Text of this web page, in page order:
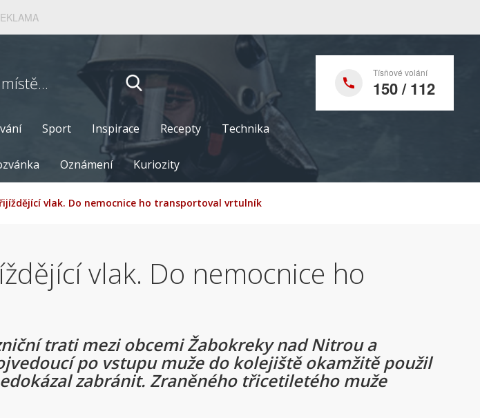
Tísňové volání
150 / 112
Sport Inspirace Recepty Technika
Oznámení Kuriozity
vlak. Do nemocnice ho transportoval vrtulník
vlak. Do nemocnice ho
trati mezi obcemi Žabokreky nad Nitrou a
po vstupu muže do kolejiště okamžitě použil
zabránit. Zraněného třicetiletého muže